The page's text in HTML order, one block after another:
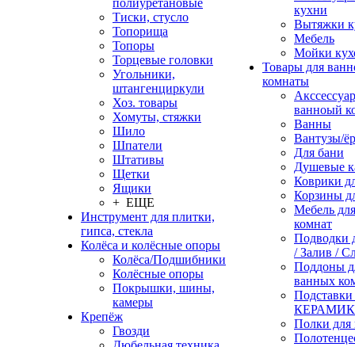
полиуретановые
Тиски, стусло
Топорища
Топоры
Торцевые головки
Угольники,
штангенциркули
Хоз. товары
Хомуты, стяжки
Шило
Шпатели
Штативы
Щетки
Ящики
+ ЕЩЕ
Инструмент для плитки,
гипса, стекла
Колёса и колёсные опоры
Колёса/Подшибники
Колёсные опоры
Покрышки, шины,
камеры
Крепёж
Гвозди
кухни
Вытяжки
Мебель
Мойки
Товары для
комнаты
ванноый
Ванны
Вантузы/
Для бани
Душевые
Коврики
Корзины
Мебель
комнат
Подводки
/ Залив /
Поддоны
ванных
Полки для